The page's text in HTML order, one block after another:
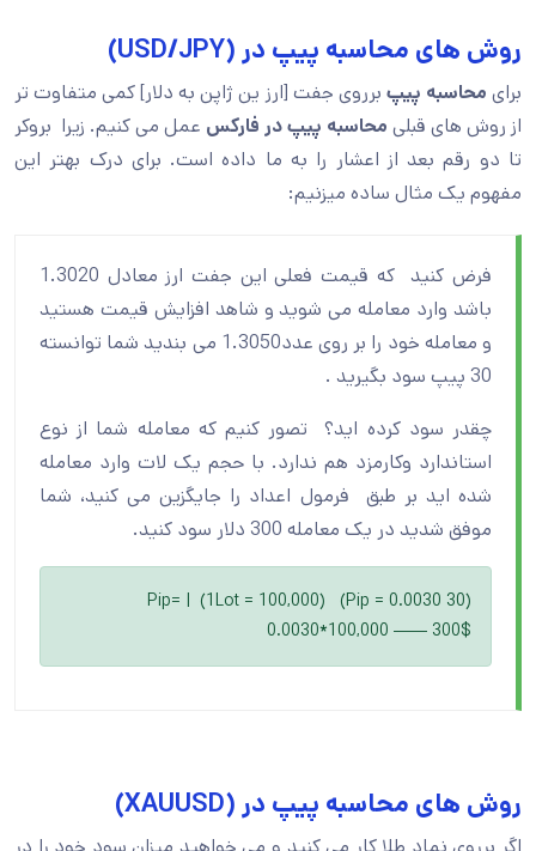
روش های محاسبه پیپ در (USD/JPY)
برای محاسبه پیپ برروی جفت [ارز ین ژاپن به دلار] کمی متفاوت تر
از روش های قبلی محاسبه پیپ در فارکس عمل می کنیم. زیرا بروکر
تا دو رقم بعد از اعشار را به ما داده است. برای درک بهتر این
مفهوم یک مثال ساده میزنیم:
فرض کنید که قیمت فعلی این جفت ارز معادل 1.3020
باشد وارد معامله می شوید و شاهد افزایش قیمت هستید
و معامله خود را بر روی عدد1.3050 می بندید شما توانسته
30 پیپ سود بگیرید .
چقدر سود کرده اید؟ تصور کنیم که معامله شما از نوع
استاندارد وکارمزد هم ندارد. با حجم یک لات وارد معامله
شده اید بر طبق فرمول اعداد را جایگزین می کنید، شما
موفق شدید در یک معامله 300 دلار سود کنید.
(30 Pip = 0.0030) (1Lot = 100,000) | Pip=
0.0030*100,000 —— 300$
روش های محاسبه پیپ در (XAUUSD)